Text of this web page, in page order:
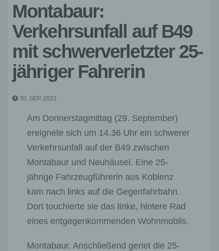
Montabaur:
Verkehrsunfall auf B49
mit schwerverletzter 25-
jähriger Fahrerin
30. SEP. 2022
Am Donnerstagmittag (29. September)
ereignete sich um 14.36 Uhr ein schwerer
Verkehrsunfall auf der B49 zwischen
Montabaur und Neuhäusel. Eine 25-
jährige Fahrzeugführerin aus Koblenz
kam nach links auf die Gegenfahrbahn.
Dort touchierte sie das linke, hintere Rad
eines entgegenkommenden Wohnmobils.
Montabaur. Anschließend geriet die 25-